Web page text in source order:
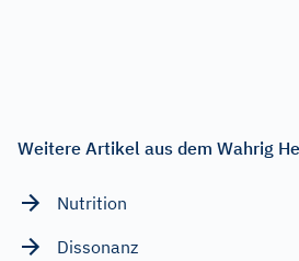
Weitere Artikel aus dem Wahrig
Nutrition
Dissonanz